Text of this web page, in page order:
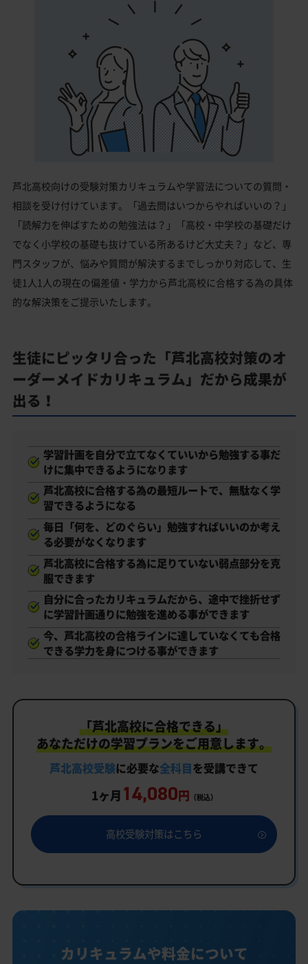
芦北高校向けの受験対策カリキュラムや学習法についての質問・
相談を受け付けています。「過去問はいつからやればいいの？」
「読解力を伸ばすための勉強法は？」「高校・中学校の基礎だけ
でなく小学校の基礎も抜けている所あるけど大丈夫？」など、専
門スタッフが、悩みや質問が解決するまでしっかり対応して、生
徒1人1人の現在の偏差値・学力から芦北高校に合格する為の具体
的な解決策をご提示いたします。
生徒にピッタリ合った「芦北高校対策のオ
ーダーメイドカリキュラム」だから成果が
出る！
学習計画を自分で立てなくていいから勉強する事だ
けに集中できるようになります
芦北高校に合格する為の最短ルートで、無駄なく学
習できるようになる
毎日「何を、どのぐらい」勉強すればいいのか考え
る必要がなくなります
芦北高校に合格する為に足りていない弱点部分を克
服できます
自分に合ったカリキュラムだから、途中で挫折せず
に学習計画通りに勉強を進める事ができます
今、芦北高校の合格ラインに達していなくても合格
できる学力を身につける事ができます
「芦北高校に合格できる」
あなただけの学習プランをご用意します。
芦北高校受験に必要な全科目を受講できて
1ヶ月 14,080円 （税込）
高校受験対策はこちら
カリキュラムや料金について